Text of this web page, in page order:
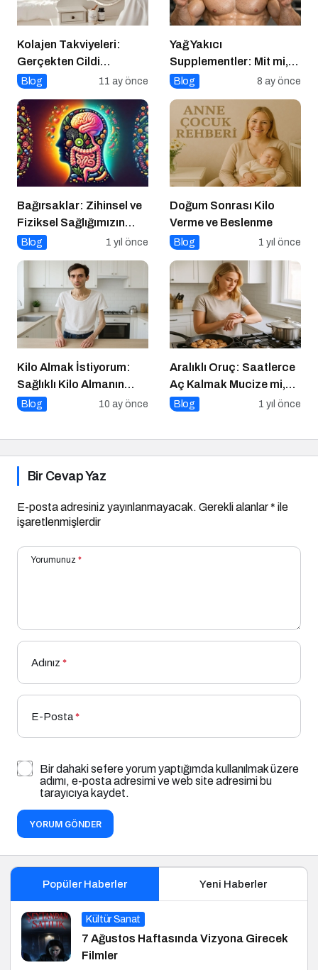
Kolajen Takviyeleri:
Gerçekten Cildi
Gençleştiriyor mu?
Blog 11 ay önce
Yağ Yakıcı
Supplementler: Mit mi,
Gerçek mi?
Blog 8 ay önce
Bağırsaklar: Zihinsel ve
Fiziksel Sağlığımızın
Gizli Yöneticisi!
Blog 1 yıl önce
Doğum Sonrası Kilo
Verme ve Beslenme
Blog 1 yıl önce
Kilo Almak İstiyorum:
Sağlıklı Kilo Almanın
Yolları
Blog 10 ay önce
Aralıklı Oruç: Saatlerce
Aç Kalmak Mucize mi,
Geçici Bir Trend Mi?
Blog 1 yıl önce
Bir Cevap Yaz
E-posta adresiniz yayınlanmayacak. Gerekli alanlar* ile
işaretlenmişlerdir
Yorumunuz *
Adınız *
E-Posta*
Bir dahaki sefere yorum yaptığımda kullanılmak üzere
adımı, e-posta adresimi ve web site adresimi bu
tarayıcıya kaydet.
YORUM GÖNDER
Popüler Haberler Yeni Haberler
Kültür Sanat
7 Ağustos Haftasında Vizyona Girecek
Filmler